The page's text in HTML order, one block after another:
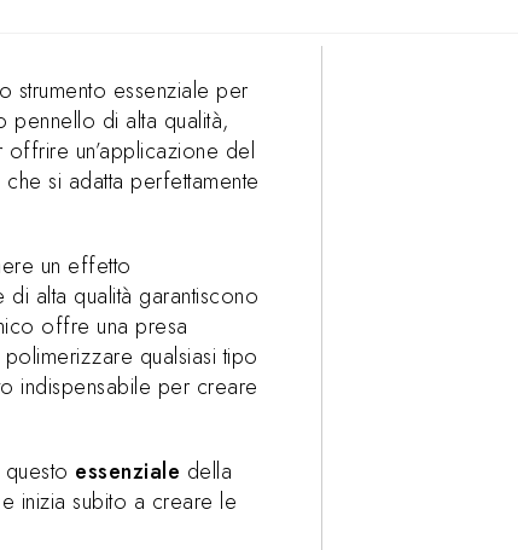
strumento essenziale per
pennello di alta qualità,
un’applicazione del
si adatta perfettamente
un effetto
alta qualità garantiscono
offre una presa
qualsiasi tipo
indispensabile per creare
essenziale della
inizia subito a creare le